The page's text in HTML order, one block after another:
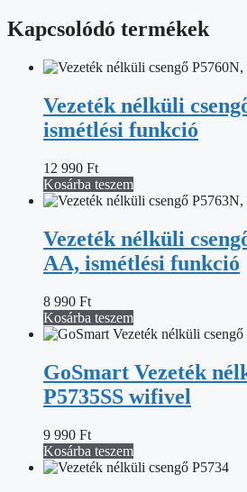
Kapcsolódó termékek
Vezeték nélküli
ismétlési funkció
12 990 Ft
Kosárba teszem
Vezeték nélküli
AA, ismétlési funkció
8 990 Ft
Kosárba teszem
GoSmart Vezeték
P5735SS wifivel
9 990 Ft
Kosárba teszem